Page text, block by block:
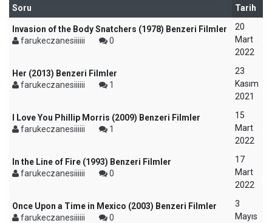
Soru Tarih
Invasion of the Body Snatchers (1978) Benzeri Filmler
farukeczanesiiiiii
0
20
Mart
2022
Her (2013) Benzeri Filmler
farukeczanesiiiiii
1
23
Kasım
2021
I Love You Phillip Morris (2009) Benzeri Filmler
farukeczanesiiiiii
1
15
Mart
2022
In the Line of Fire (1993) Benzeri Filmler
farukeczanesiiiiii
0
17
Mart
2022
Once Upon a Time in Mexico (2003) Benzeri Filmler
farukeczanesiiiiii
0
3
Mayıs